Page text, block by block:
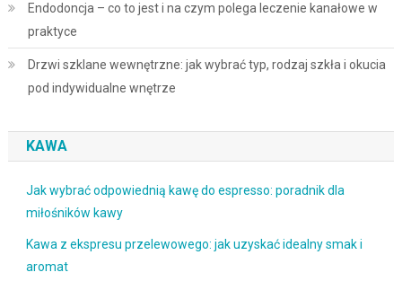
Endodoncja – co to jest i na czym polega leczenie kanałowe w
praktyce
Drzwi szklane wewnętrzne: jak wybrać typ, rodzaj szkła i okucia
pod indywidualne wnętrze
KAWA
Jak wybrać odpowiednią kawę do espresso: poradnik dla
miłośników kawy
Kawa z ekspresu przelewowego: jak uzyskać idealny smak i
aromat